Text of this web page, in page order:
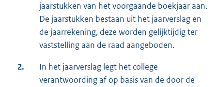
jaarstukken van het voorgaande boekjaar aan.
De jaarstukken bestaan uit het jaarverslag en
de jaarrekening, deze worden gelijktijdig ter
vaststelling aan de raad aangeboden.
2.
In het jaarverslag legt het college
verantwoording af op basis van de door de